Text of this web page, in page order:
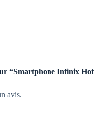
“Smartphone Infinix Hot
avis.